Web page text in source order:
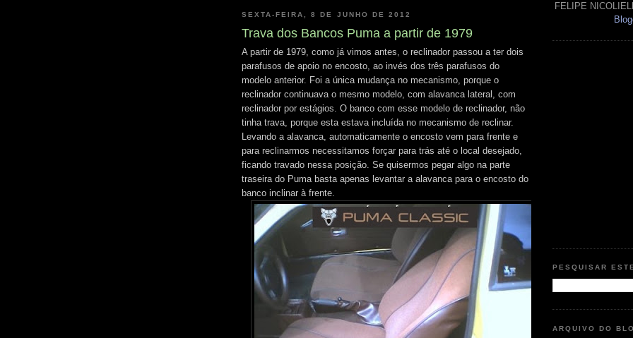
SEXTA-FEIRA, 8 DE JUNHO DE 2012
Trava dos Bancos Puma a partir de 1979
A partir de 1979, como já vimos antes, o reclinador passou a ter dois
parafusos de apoio no encosto, ao invés dos três parafusos do
modelo anterior. Foi a única mudança no mecanismo, porque o
reclinador continuava o mesmo modelo, com alavanca lateral, com
reclinador por estágios. O banco com esse modelo de reclinador, não
tinha trava, porque esta estava incluída no mecanismo de reclinar.
Levando a alavanca, automaticamente o encosto vem para frente e
para reclinarmos necessitamos forçar para trás até o local desejado,
ficando travado nessa posição. Se quisermos pegar algo na parte
traseira do Puma basta apenas levantar a alavanca para o encosto do
banco inclinar à frente.
FELIPE
PESQUISAR
ARQUIVO DO